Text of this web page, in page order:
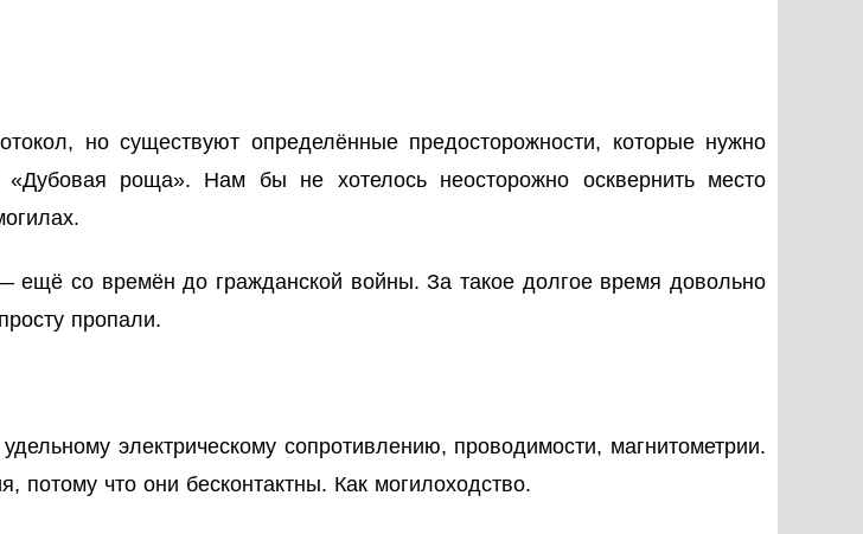
но существуют определённые предосторожности, которые нужно
роща». Нам бы не хотелось неосторожно осквернить место
со времён до гражданской войны. За такое долгое время довольно
пропали.
электрическому сопротивлению, проводимости, магнитометрии.
потому что они бесконтактны. Как могилоходство.